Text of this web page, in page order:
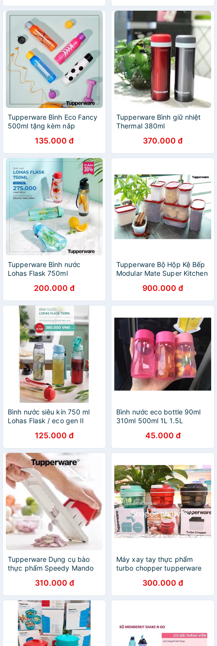
Tupperware Bình Eco Fancy
500ml tặng kèm nắp
135.000 đ
Tupperware Bình giữ nhiệt
Thermal 380ml
370.000 đ
Tupperware Bình nước
Lohas Flask 750ml
200.000 đ
Tupperware Bộ Hộp Kệ Bếp
Modular Mate Super Kitchen
900.000 đ
Bình nước siêu kín 750 ml
Lohas Flask / eco gen II
125.000 đ
Bình nước eco bottle 90ml
310ml 500ml 1L 1.5L
45.000 đ
Tupperware Dụng cụ bào
thực phẩm Speedy Mando
310.000 đ
Máy xay tay thực phẩm
turbo chopper tupperware
300.000 đ